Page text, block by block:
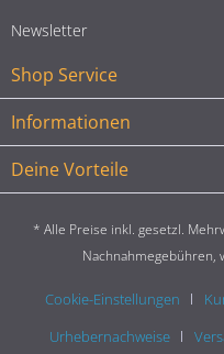
Newsletter
Shop Service
Informationen
Deine Vorteile
* Alle Preise inkl. gesetzl.
Nachnahmegebühren,
Cookie-Einstellungen
Urhebernachweise